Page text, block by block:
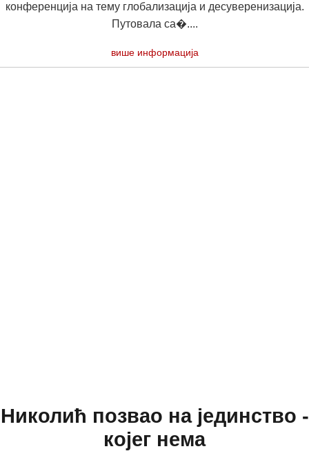
конференција на тему глобализација и десуверенизација.
Путовала са�....
више информација
Николић позвао на јединство -
којег нема